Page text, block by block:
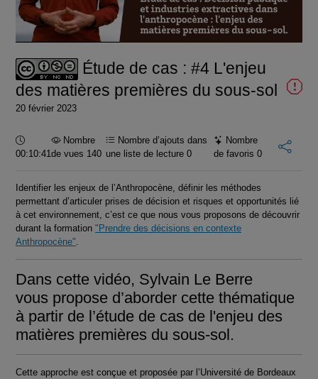
la
vidéo
Étude de cas : #4 L'enjeu
des matières premières du sous-sol
20 février 2023
Durée :
00:10:41
Nombre
de vues 140
Nombre d’ajouts dans
une liste de lecture0
Nombre
de favoris 0
Identifier les enjeux de l’Anthropocène, définir les méthodes
permettant d’articuler prises de décision et risques et opportunités lié
à cet environnement, c’est ce que nous vous proposons de découvrir
durant la formation "Prendre des décisions en contexte
Anthropocène".
Dans cette vidéo, Sylvain Le Berre
vous propose d’aborder cette thématique
à partir de l’étude de cas de l'enjeu des
matières premières du sous-sol.
Cette approche est conçue et proposée par l’Université de Bordeaux